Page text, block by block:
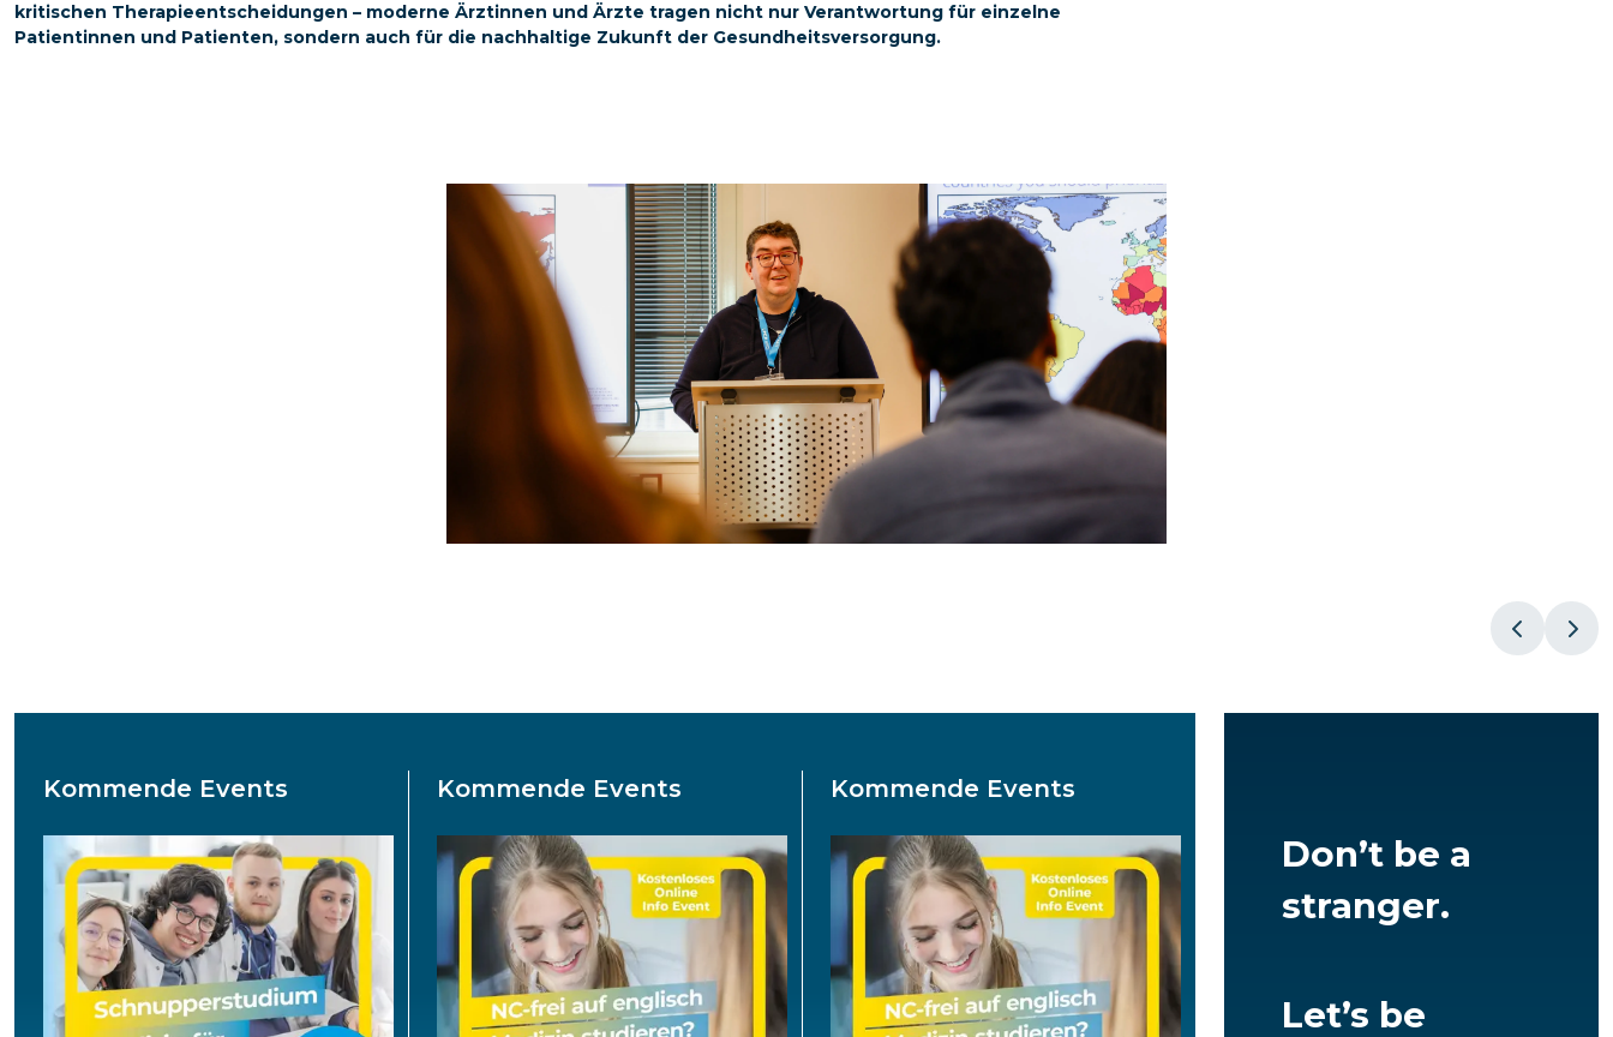
kritischen Therapieentscheidungen – moderne Ärztinnen und Ärzte tragen nicht nur Verantwortung für einzelne
Patientinnen und Patienten, sondern auch für die nachhaltige Zukunft der Gesundheitsversorgung.
Kommende Events Kommende Events Kommende Events
Don’t be a
stranger.
Let’s be